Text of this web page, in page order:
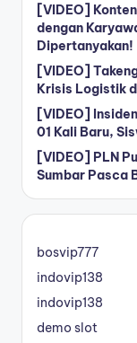
[VIDEO]
dengan
Dipertanyakan!
[VIDEO]
Krisis Logistik
[VIDEO]
01 Kali Baru,
[VIDEO] PLN
Sumbar Pasca
bosvip777
indovip138
indovip138
demo slot